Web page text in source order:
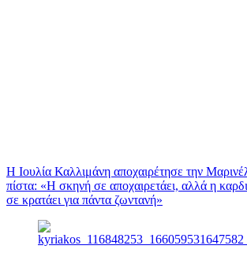
Η Ιουλία Καλλιμάνη αποχαιρέτησε την
πίστα: «H σκηνή σε αποχαιρετάει, αλλά η
σε κρατάει για πάντα ζωντανή»